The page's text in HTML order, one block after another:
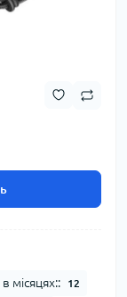
в місяцях:: 12